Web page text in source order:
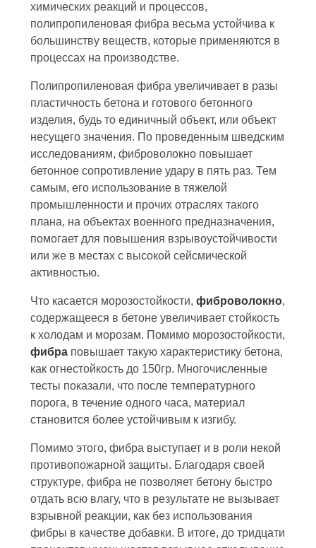
химических реакций и процессов,
полипропиленовая фибра весьма устойчива к
большинству веществ, которые применяются в
процессах на производстве.
Полипропиленовая фибра увеличивает в разы
пластичность бетона и готового бетонного
изделия, будь то единичный объект, или объект
несущего значения. По проведенным шведским
исследованиям, фиброволокно повышает
бетонное сопротивление удару в пять раз. Тем
самым, его использование в тяжелой
промышленности и прочих отраслях такого
плана, на объектах военного предназначения,
помогает для повышения взрывоустойчивости
или же в местах с высокой сейсмической
активностью.
Что касается морозостойкости, фиброволокно,
содержащееся в бетоне увеличивает стойкость
к холодам и морозам. Помимо морозостойкости,
фибраповышает такую характеристику бетона,
как огнестойкость до 150гр. Многочисленные
тесты показали, что после температурного
порога, в течение одного часа, материал
становится более устойчивым к изгибу.
Помимо этого, фибра выступает и в роли некой
противопожарной защиты. Благодаря своей
структуре, фибра не позволяет бетону быстро
отдать всю влагу, что в результате не вызывает
взрывной реакции, как без использования
фибры в качестве добавки. В итоге, до тридцати